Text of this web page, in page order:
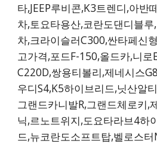
타,JEEP루비콘,K3트렌디,아반
차,토요타용산,코란도댄디블루
차,크라이슬러C300,싼타페신
고가격,포드F-150,올드카,니로
C220D,쌍용티볼리,제네시스
우디S4,K5하이브리드,닛산알
그랜드카니발R,그랜드체로키,
닉,르노트위지,도요타라브4하
드,뉴코란도소프트탑,벨로스